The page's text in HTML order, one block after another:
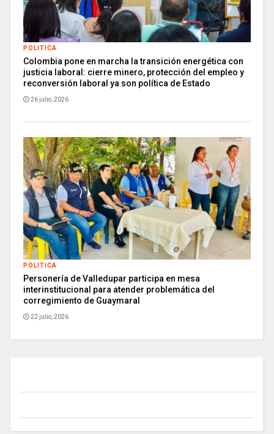
POLITICA
Colombia pone en marcha la transición energética con
justicia laboral: cierre minero, protección del empleo y
reconversión laboral ya son política de Estado
26 julio, 2026
POLITICA
Personería de Valledupar participa en mesa
interinstitucional para atender problemática del
corregimiento de Guaymaral
22 julio, 2026